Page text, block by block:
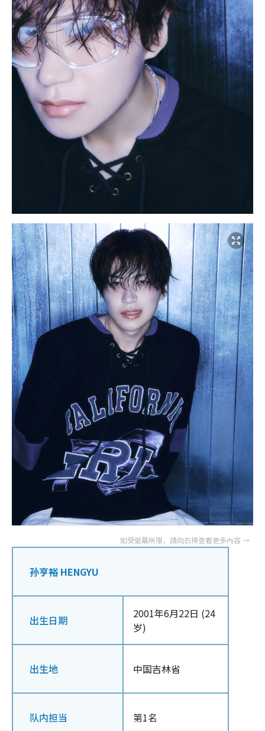
孙亨裕 HENGYU
出生日期
2001年6月22日 (24
岁)
出生地 中国吉林省
队内担当 第1名